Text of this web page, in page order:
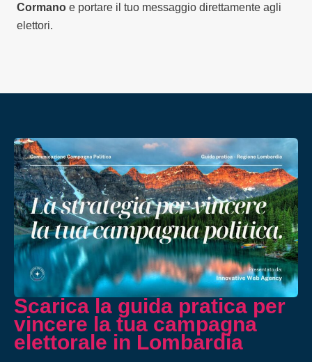
Cormano e portare il tuo messaggio direttamente agli
elettori.
Scarica la guida pratica per
vincere la tua campagna
elettorale in Lombardia